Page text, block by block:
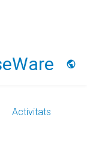
Activitats